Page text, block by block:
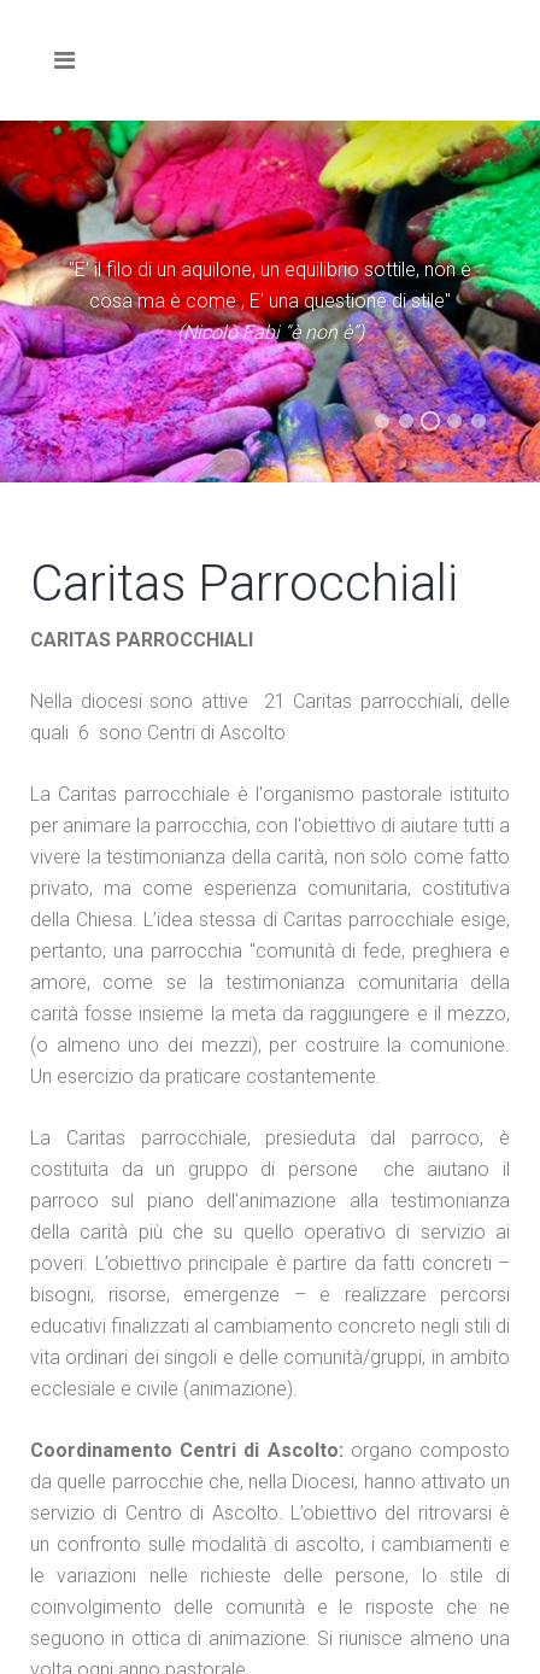
(Don Tonino Bello)
(Evangelii Gaudium)
"E' il filo di un aquilone, un equilibrio sottile, non è
cosa ma è come , E' una questione di stile"
(Nicolò Fabi “è non è”)
(Statuto Caritas Italiana)
Caritas Parrocchiali
CARITAS PARROCCHIALI
Nella diocesi sono attive 21 Caritas parrocchiali, delle
quali 6 sono Centri di Ascolto
La Caritas parrocchiale è l'organismo pastorale istituito
per animare la parrocchia, con l'obiettivo di aiutare tutti a
vivere la testimonianza della carità, non solo come fatto
privato, ma come esperienza comunitaria, costitutiva
della Chiesa. L’idea stessa di Caritas parrocchiale esige,
pertanto, una parrocchia "comunità di fede, preghiera e
amore, come se la testimonianza comunitaria della
carità fosse insieme la meta da raggiungere e il mezzo,
(o almeno uno dei mezzi), per costruire la comunione.
Un esercizio da praticare costantemente.
La Caritas parrocchiale, presieduta dal parroco, è
costituita da un gruppo di persone che aiutano il
parroco sul piano dell'animazione alla testimonianza
della carità più che su quello operativo di servizio ai
poveri. L’obiettivo principale è partire da fatti concreti –
bisogni, risorse, emergenze – e realizzare percorsi
educativi finalizzati al cambiamento concreto negli stili di
vita ordinari dei singoli e delle comunità/gruppi, in ambito
ecclesiale e civile (animazione).
Coordinamento Centri di Ascolto: organo composto
da quelle parrocchie che, nella Diocesi, hanno attivato un
servizio di Centro di Ascolto. L’obiettivo del ritrovarsi è
un confronto sulle modalità di ascolto, i cambiamenti e
le variazioni nelle richieste delle persone, lo stile di
coinvolgimento delle comunità e le risposte che ne
seguono in ottica di animazione. Si riunisce almeno una